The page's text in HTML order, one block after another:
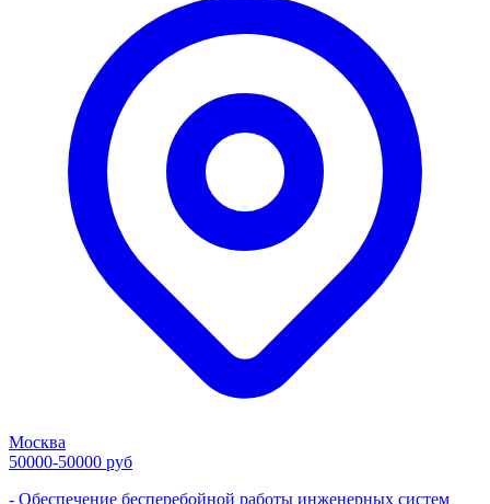
Москва
50000-50000 руб
- Обеспечение бесперебойной работы инженерных систем